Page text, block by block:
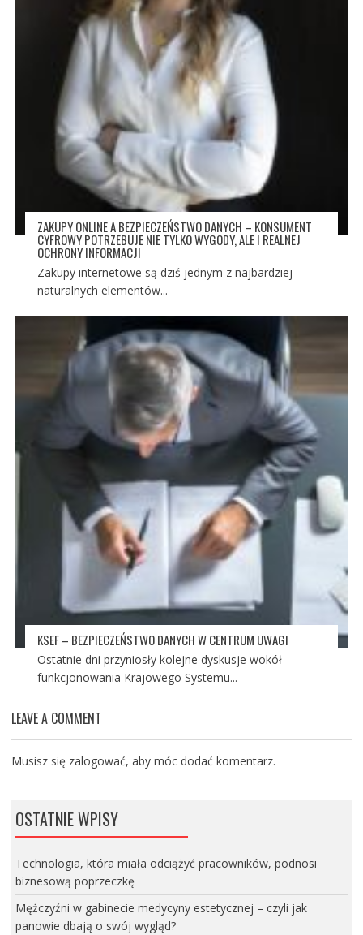
ZAKUPY ONLINE A BEZPIECZEŃSTWO DANYCH – KONSUMENT
CYFROWY POTRZEBUJE NIE TYLKO WYGODY, ALE I REALNEJ
OCHRONY INFORMACJI
Zakupy internetowe są dziś jednym z najbardziej
naturalnych elementów...
KSEF – BEZPIECZEŃSTWO DANYCH W CENTRUM UWAGI
Ostatnie dni przyniosły kolejne dyskusje wokół
funkcjonowania Krajowego Systemu...
LEAVE A COMMENT
Musisz się zalogować, aby móc dodać komentarz.
OSTATNIE WPISY
Technologia, która miała odciążyć pracowników, podnosi
biznesową poprzeczkę
Mężczyźni w gabinecie medycyny estetycznej – czyli jak
panowie dbają o swój wygląd?